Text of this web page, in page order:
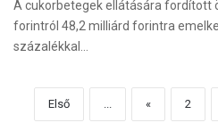
A cukorbetegek ellátására fordított
forintról 48,2 milliárd forintra
százalékkal…
Első ... « 2